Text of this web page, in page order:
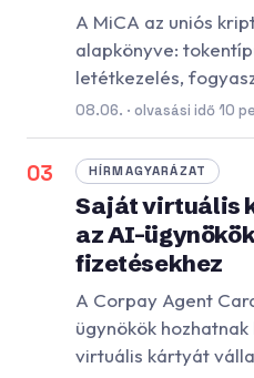
A MiCA az uniós
alapkönyve:
letétkezelés,
08.06. · olvasási idő 10
03 HÍRMAGYARÁZAT
Saját virtuális
az AI-
fizetésekhez
A Corpay Agent
ügynökök
virtuális kártyát